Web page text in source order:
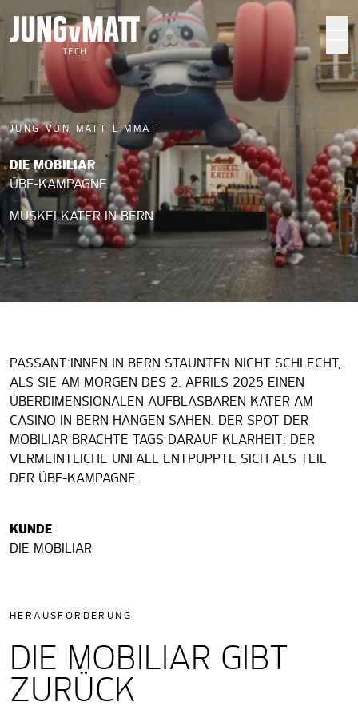
Jung von Matt TECH
JUNG VON MATT LIMMAT
DIE MOBILIAR
ÜBF-KAMPAGNE
MUSKELKATER IN BERN
PASSANT:INNEN IN BERN STAUNTEN NICHT SCHLECHT,
ALS SIE AM MORGEN DES 2. APRILS 2025 EINEN
ÜBERDIMENSIONALEN AUFBLASBAREN KATER AM
CASINO IN BERN HÄNGEN SAHEN. DER SPOT DER
MOBILIAR BRACHTE TAGS DARAUF KLARHEIT: DER
VERMEINTLICHE UNFALL ENTPUPPTE SICH ALS TEIL
DER ÜBF-KAMPAGNE.
KUNDE
DIE MOBILIAR
HERAUSFORDERUNG
DIE MOBILIAR GIBT
ZURÜCK